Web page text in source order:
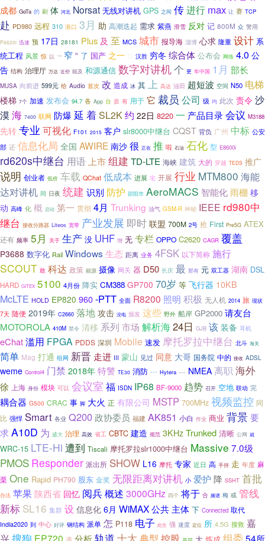
成都 GoTa 的 刷 体 河北 Norsat 无线对讲机 GPS 之间 传进行 max 让 赛 TCP
赴 PD980 远程 310 港口 3月 助 高潮迭起 需求 紫燕 滑雪 反对 记 800M 众 警用
P6620i 迅速 预 17日 28181 Plus 及 至 MCS 城市 报导海 淄博 心求 隆重 设计 系
统工程 风景 惊 以 ™ 窄 “ 了 国产 之一 汉胜 穷冬 综合体 公布会 网络 4.0 公
告 结构 治理厅 万达 近些 能及 和源通信 数字对讲机个 更 年中国 1月 部长
MUSA 向前进 599元 给 Audio 首次 改 造成 冰 其 上 高达 油田 超短波 空间 N50 电梯
楼梯 7个 加速 发布会 94.7 各 App 台 拨 有 用于 它 裁员 公司 级 均 此次 责令 沙
漠海 7400 联网 防爆 延 着SL2K约 22日 8220 一 产品目录会议 M3188
先转 专业 可视化 F101 2015 客户 slr8000中继台 CQST 背负 广州 中标 公安
部 还 信息化局 全国 AWIRE南沙很 正在 推 啦 石油 石化 型 E8600i
rd620s中继台 用语 上市组建 TD-LTE 海峡 建筑 大的 穿越 TEDS 推广
说明 创业者 低价 车载 QChat 低成本 进展 宅 开展 行业 MTM800 海能
达对讲机 同 日夜 统建 识别 防护 邵阳市 AeroMACS 智能化雨棚 移
动 高峰 化 概 启动 第一 贯彻 4月 Trunking 油气 GSM-R 神秘 IEEE rd980中
继台 接收分路器 Liteos 宽带 产业发展 即时 联盟 700M 2号 抢 First Pre5G ATEX
还有 频率 5月 关于 生产 没 UHF 增 无 专栏 OPPO C2620 CAGR 覆盖
P3688 数字化 Rail Windows 生态 距离 业务 4FSK 以下简称 施行
SCOUT 敢 科达 政策 能源 摄像 网关 器 D50 长庆 最 那有 元 双工器 湖南 DSL
HARD GITEX 5100 4月份 降实 CM388 GP700 70岁 等 飞行器 10KB
McLTE HOLD EP820 960 -PTT 全面 R8200 照明 积极 无人机 2014 旅 现状
7天 随便 2019年 C2660 落地 攻击 没电 颁发 这些 野外 船岸 GP2000 请友台
MOTOROLA 410M 禁令 清移 系列 市场 解析海24日 GJB 该 装备 耳机
eChat滥用 FPGA PDDS 深圳 Mobile 速发 摩托罗拉中继台 北斗 海关
简单 Mag 打通 组网 新晋 走进 III 蒙山 见过 同意 大哥 国务院 中的 接收 ADSL
weme Control4 门禁 2018年特警 TE30 消防 --- Hytera ---- NMEA 离职 海外
徐 上海 身份 模块 可以 会议室 福 ISDN IP68 BF-9000 趋势 召开 空地 联动 完
耦合器 G500 CRAC 事 脚 大火 正 有限公司 MSTP 700MHz 视频监控 同
比 强悍 Smart 各业 Q200政协委员 福建 AK851 小白 作业 商业 背景要
求A10D 为 盛大 治理 高效 省工 CBTC 建造 规范 3KHz Trunked 清晰 公网 就
WRC-15 LTE-Hi 遭到 Tiscali 摩托罗拉slr1000中继台 Massive 7.0级
PMOS Responder 派出所 SHOW L16 摩托 专家 近日 高 手持 走 年度 麻
栗 One Rapid PH790 股东 金奖 无限距离对讲机 小 爱护 降 SSHT 首批
办法 苹果 陕西省 回忆 阅兵概述 3000GHz 四个 将于 合 频谱 梅 或 管线
新标 SL16 集群 设 信息化 6月 WiMAX公共 主体 下 Connected 取代
India2020 到 中心 好评 钢结构 派单 怎 P118 电子 此生 强 速度 定位 所 4.5G 搜救 嘉
兴搜狗 EP720 分析轨道 十大 典型 控股 组委54所